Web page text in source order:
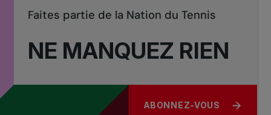
NE MANQUEZ RIEN
Faites partie de la Nation du Tennis
ABONNEZ-VOUS